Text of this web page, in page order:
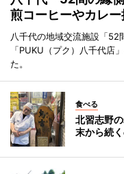
煎コーヒーやカレ
八千代の地域交流施設「52
「PUKU（プク）八千代店
た。
食べる
北習志野
末から続